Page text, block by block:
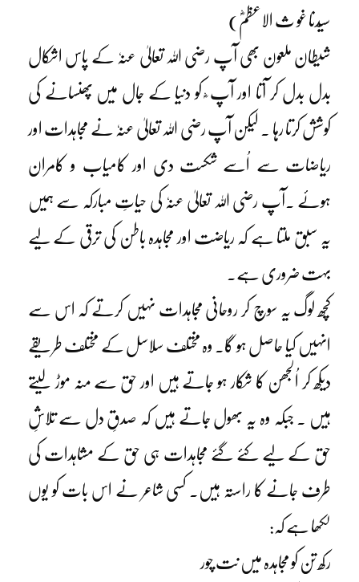
سیّدنا غو ث الاعظمؓ)
شیطان ملعون بھی آپ رضی اللہ تعالیٰ عنہٗ کے پاس اشکال
بدل بدل کر آتا اور آپ ؓ کو دنیا کے جال میں پھنسانے کی
کوشش کرتا رہا ۔ لیکن آپ رضی اللہ تعالیٰ عنہٗ نے مجاہدات اور
ریاضات سے اُسے شکست دی اور کامیاب و کامران
ہوئے ۔آپ رضی اللہ تعالیٰ عنہٗ کی حیاتِ مبارکہ سے ہمیں
یہ سبق ملتا ہے کہ ریاضت اور مجاہدہ باطن کی ترقی کے لیے
بہت ضروری ہے۔
کچھ لوگ یہ سوچ کر روحانی مجاہدات نہیں کرتے کہ اس سے
انہیں کیا حاصل ہو گا۔ وہ مختلف سلاسل کے مختلف طریقے
دیکھ کر اُلجھن کا شکار ہو جاتے ہیں اور حق سے منہ موڑ لیتے
ہیں ۔ جبکہ وہ یہ بھول جاتے ہیں کہ صدقِ دل سے تلاشِ
حق کے لیے کئے گئے مجاہدات ہی حق کے مشاہدات کی
طرف جانے کا راستہ ہیں۔ کسی شاعر نے اس بات کو یوں
لکھا ہے کہ:
رکھ تن کو مجاہدہ میں نت چور